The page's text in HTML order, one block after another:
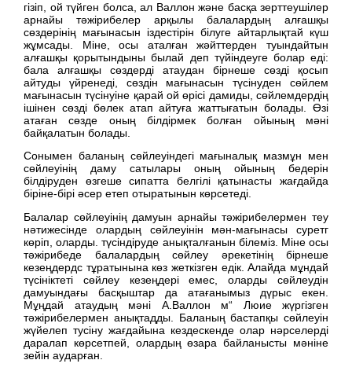
гізіп, ой түйген болса, ал Валлон және басқа зерттеушілер
арнайы тәжірибелер арқылы балалардың алғашқы
сөздерінің мағынасын іздестірін білуге айтарлықтай күш
жұмсады. Міне, осы аталған жәйттерден туындайтын
алғашқы қорытындыны былай деп түйіндеуге болар еді:
бала алғашқы сөздерді атаудан бірнеше сөзді қосып
айтуды үйренеді, сөздін мағынасын түсінуден сөйлем
мағынасын түсінуіне қарай ой өрісі дамиды, сөйлемдердің
ішінен сөзді бөлек атап айтуға жаттығатын болады. Өзі
атаған сөзде оның білдірмек болған ойының мәні
байқалатын болады.
Сонымен баланың сөйлеуіндегі мағыналық мазмұн мен
сөйлеуінің даму сатылары оның ойының бедерін
білдіруден өзгеше сипатта белгілі қатынасты жағдайда
біріне-бірі әсер етеп отыратынын көрсетеді.
Балалар сөйлеуінің дамуын арнайы тәжірибелермен теу
нәтижесінде олардың сөйлеуінін мән-мағынасы суретг
көріп, оларды. түсіндіруде анықталғанын білеміз. Міне осы
тәжірибеде балалардың сөйлеу әрекетінің бірнеше
кезеңдердс тұратынына көз жеткізген едік. Алайда мұндай
түсініктеті сөйлеу кезеңдері емес, оларды сөйлеудін
дамуындағы басқыштар да атағанымыз дүрыс екен.
Мұңдай атаудың мәні А.Валлон м“ Люие жүргізген
тәжірибелермен анықтадды. Баланың бастапқы сөйлеуін
жүйелеп тусіну жағдайына кездескенде олар нәрселерді
даралап көрсетпей, олардың өзара байланысты мәніне
зейін аударған.